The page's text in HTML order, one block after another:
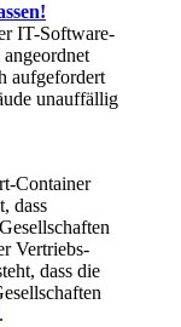
IT-Software-
aufgefordert
unauffällig
Container
dass
Vertriebs-
dass die
.